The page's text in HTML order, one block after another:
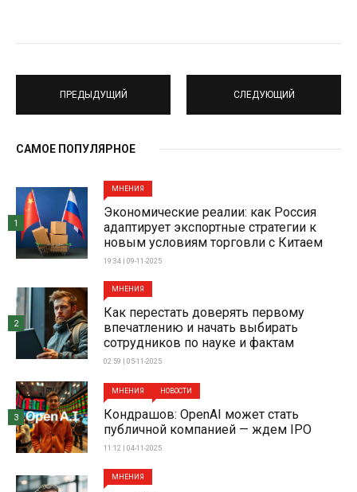
ПРЕДЫДУЩИЙ СЛЕДУЮЩИЙ
САМОЕ ПОПУЛЯРНОЕ
МНЕНИЯ
Экономические реалии: как Россия
адаптирует экспортные стратегии к
новым условиям торговли с Китаем
19:34 | 09-11-2025
1
МНЕНИЯ
Как перестать доверять первому
впечатлению и начать выбирать
сотрудников по науке и фактам
02:59 | 05-11-2025
2
МНЕНИЯ НОВОСТИ
Кондрашов: OpenAI может стать
публичной компанией — ждем IPO
11:12 | 04-11-2025
3
МНЕНИЯ